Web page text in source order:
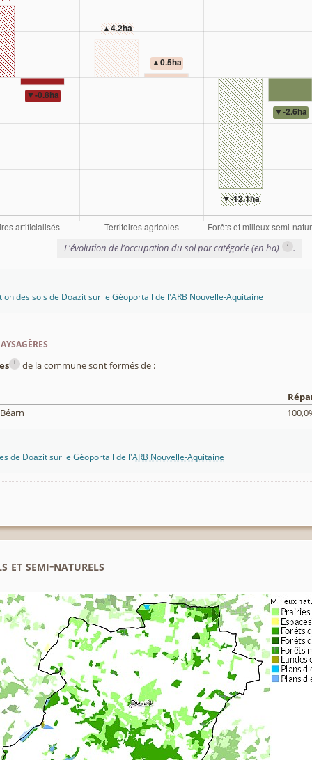
L'évolution de l'occupation du sol par catégorie (en ha) i .
des sols de Doazit sur le Géoportail de l'ARB Nouvelle-Aquitaine
i de la commune sont formés de :
de Doazit sur le Géoportail de l'ARB Nouvelle-Aquitaine
et semi-naturels